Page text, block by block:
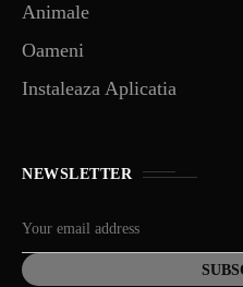
Animale
Oameni
Instaleaza Aplicatia
NEWSLETTER